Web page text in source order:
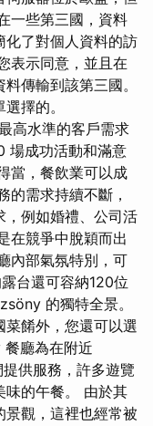
一些第三國，資料
化了對個人資料的訪
表示同意，並且在
傳輸到該第三國。
擇的。
高水準的客戶需求
場成功活動和滿意
當，餐飲業可以成
的需求持續不斷，
，例如婚禮、公司活
在競爭中脫穎而出
內部氣氛特別，可
台還可容納120位
的獨特全景。
餚外，您還可以選
廳為在附近
供服務，許多遊覽
味的午餐。 由於其
觀，這裡也經常被